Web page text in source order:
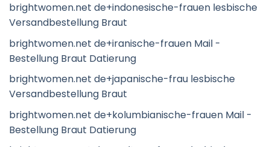
brightwomen.net de+indonesische-frauen lesbische
Versandbestellung Braut
brightwomen.net de+iranische-frauen Mail -
Bestellung Braut Datierung
brightwomen.net de+japanische-frau lesbische
Versandbestellung Braut
brightwomen.net de+kolumbianische-frauen Mail -
Bestellung Braut Datierung